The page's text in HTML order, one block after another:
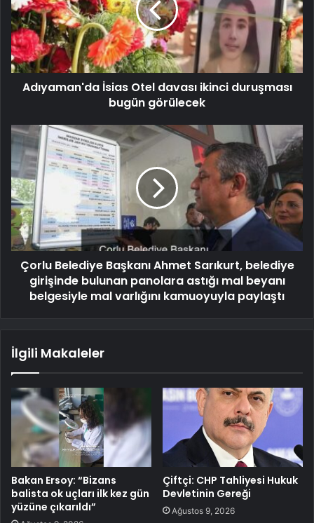
Adıyaman'da İsias Otel davası ikinci duruşması
bugün görülecek
Çorlu Belediye Başkanı Ahmet Sarıkurt, belediye
girişinde bulunan panolara astığı mal beyanı
belgesiyle mal varlığını kamuoyuyla paylaştı
İlgili Makaleler
Bakan Ersoy: “Bizans
balista ok uçları ilk kez gün
yüzüne çıkarıldı”
Çiftçi: CHP Tahliyesi Hukuk
Devletinin Gereği
Ağustos 9, 2026